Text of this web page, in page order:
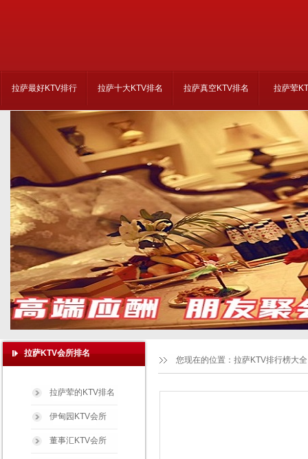
拉萨最好KTV排行 拉萨十大KTV排名 拉萨真空KTV排名 拉萨荤
您现在的位置： 拉萨KTV排行榜大全
拉萨KTV会所排名
拉萨荤的KTV排名
伊甸园KTV会所
董事汇KTV会所